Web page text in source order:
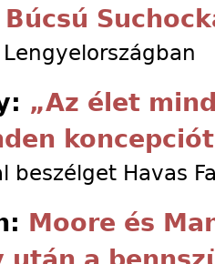
Búcsú
„Az élet
beszélget Havas
Moore és